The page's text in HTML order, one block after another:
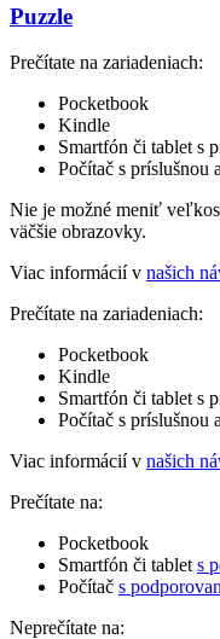
Puzzle
Prečítate na zariadeniach:
Pocketbook
Kindle
Smartfón či tablet s
Počítač s príslušnou
Nie je možné meniť
väčšie obrazovky.
Viac informácií v našich
Prečítate na zariadeniach:
Pocketbook
Kindle
Smartfón či tablet s
Počítač s príslušnou
Viac informácií v našich
Prečítate na:
Pocketbook
Smartfón či tablet s
Počítač s
Neprečítate na: